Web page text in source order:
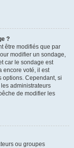
?
être modifiés que par
modifier un sondage,
car le sondage est
encore voté, il est
options. Cependant, si
administrateurs
de modifier les
ou groupes